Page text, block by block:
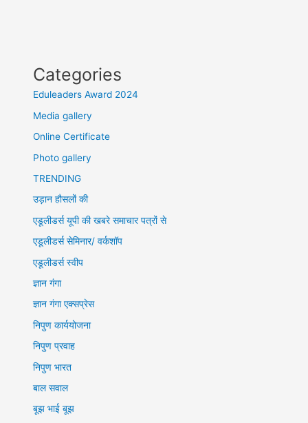
Categories
Eduleaders Award 2024
Media gallery
Online Certificate
Photo gallery
TRENDING
उड़ान हौसलों की
एडूलीडर्स यूपी की खबरे समाचार पत्रों से
एडूलीडर्स सेमिनार/ वर्कशॉप
एडूलीडर्स स्वीप
ज्ञान गंगा
ज्ञान गंगा एक्सप्रेस
निपुण कार्ययोजना
निपुण प्रवाह
निपुण भारत
बाल सवाल
बूझ भाई बूझ